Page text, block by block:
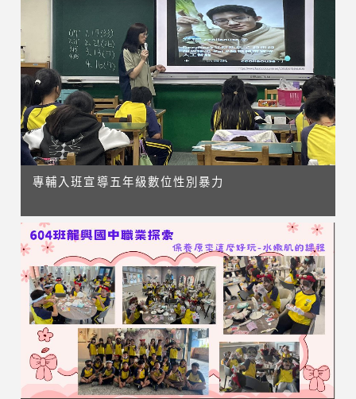
專輔入班宣導五年級數位性別暴力